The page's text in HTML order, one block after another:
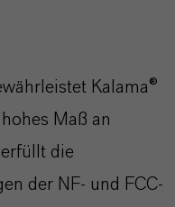
Kalama®
Maß an
die
der NF- und FCC-